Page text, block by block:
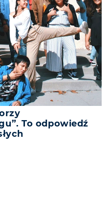
To odpowiedź